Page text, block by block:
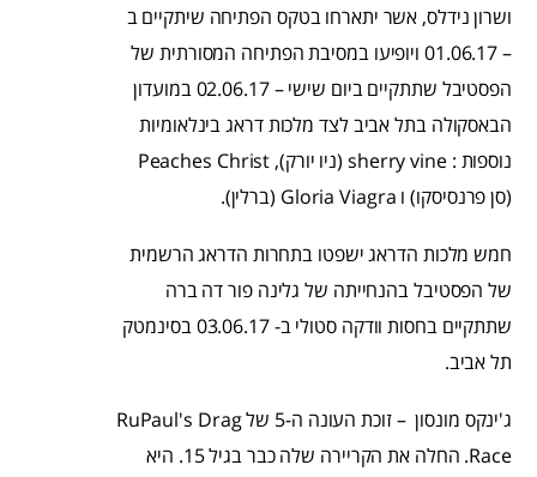
ושרון נידלס, אשר יתארחו בטקס הפתיחה שיתקיים ב
– 01.06.17 ויופיעו במסיבת הפתיחה המסורתית של
הפסטיבל שתתקיים ביום שישי – 02.06.17 במועדון
הבאסקולה בתל אביב לצד מלכות דראג בינלאומיות
נוספות : sherry vine (ניו יורק), Peaches Christ
(סן פרנסיסקו) ו Gloria Viagra (ברלין).
חמש מלכות הדראג ישפטו בתחרות הדראג הרשמית
של הפסטיבל בהנחייתה של גלינה פור דה ברה
שתתקיים בחסות וודקה סטולי ב- 03.06.17 בסינמטק
תל אביב.
ג'ינקס מונסון – זוכת העונה ה-5 של RuPaul's Drag
Race. החלה את הקריירה שלה כבר בגיל 15. היא